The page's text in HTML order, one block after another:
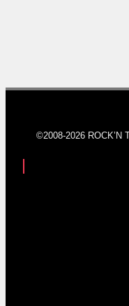
©2008-2026 ROCK’N